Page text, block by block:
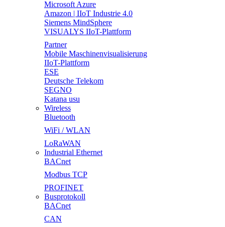
Microsoft Azure
Amazon | IIoT Industrie 4.0
Siemens MindSphere
VISUALYS IIoT-Plattform
Partner
Mobile Maschinenvisualisierung
IIoT-Plattform
ESE
Deutsche Telekom
SEGNO
Katana usu
Wireless
Bluetooth
WiFi / WLAN
LoRaWAN
Industrial Ethernet
BACnet
Modbus TCP
PROFINET
Busprotokoll
BACnet
CAN